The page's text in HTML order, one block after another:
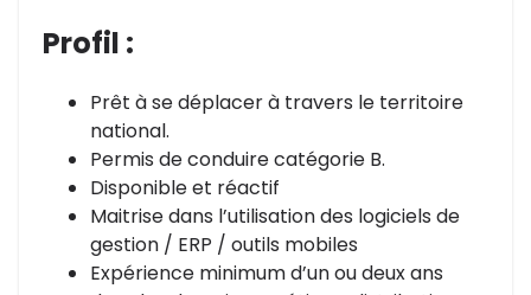
Profil :
Prêt à se déplacer à travers le territoire
national.
Permis de conduire catégorie B.
Disponible et réactif
Maitrise dans l’utilisation des logiciels de
gestion / ERP / outils mobiles
Expérience minimum d’un ou deux ans